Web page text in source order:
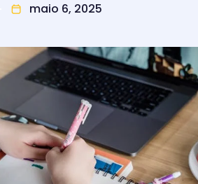
maio 6, 2025